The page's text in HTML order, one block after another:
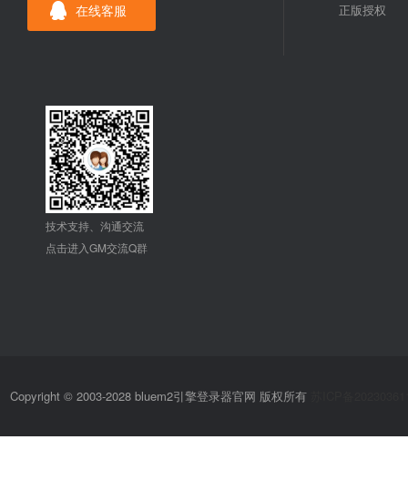
在线客服
正版授权
技术支持、沟通交流
点击进入GM交流Q群
Copyright © 2003-2028 bluem2引擎登录器官网 版权所有